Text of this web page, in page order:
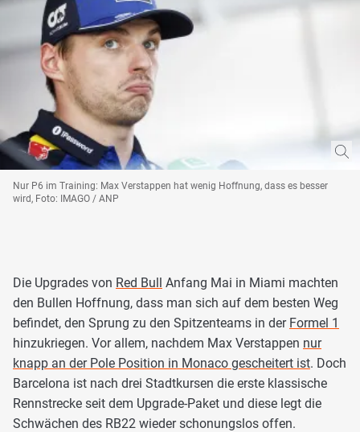
Nur P6 im Training: Max Verstappen hat wenig Hoffnung, dass es besser
wird, Foto: IMAGO / ANP
Die Upgrades von Red Bull Anfang Mai in Miami machten
den Bullen Hoffnung, dass man sich auf dem besten Weg
befindet, den Sprung zu den Spitzenteams in der Formel 1
hinzukriegen. Vor allem, nachdem Max Verstappen nur
knapp an der Pole Position in Monaco gescheitert ist. Doch
Barcelona ist nach drei Stadtkursen die erste klassische
Rennstrecke seit dem Upgrade-Paket und diese legt die
Schwächen des RB22 wieder schonungslos offen.